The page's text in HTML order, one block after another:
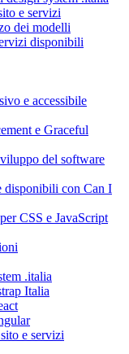
e servizi
dei modelli
disponibili
e accessibile
e Graceful
del software
disponibili con Can I
CSS e JavaScript
.italia
Italia
e servizi